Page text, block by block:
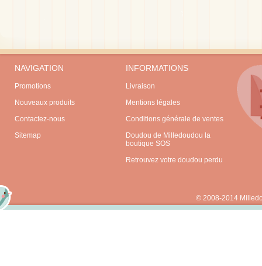
NAVIGATION
Promotions
Nouveaux produits
Contactez-nous
Sitemap
INFORMATIONS
Livraison
Mentions légales
Conditions générale de ventes
Doudou de Milledoudou la
boutique SOS
Retrouvez votre doudou perdu
© 2008-2014